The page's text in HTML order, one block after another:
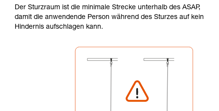
ziehen. Um diese Zusatzinformationen
verstehen zu können, müssen Sie zuerst die in
der Gebrauchsanweisung enthaltenen
Die Beherrschung dieser Techniken setzt eine
entsprechende Ausbildung und ein spezielles
Training voraus. Prüfen Sie zusammen mit
Vorgang alleine sicher zu wiederholen, bevor
Sie ihn eigenständig durchführen.
Der Sturzraum ist die minimale Strecke unterhalb des ASAP,
damit die anwendende Person während des Sturzes auf kein
Hindernis aufschlagen kann.